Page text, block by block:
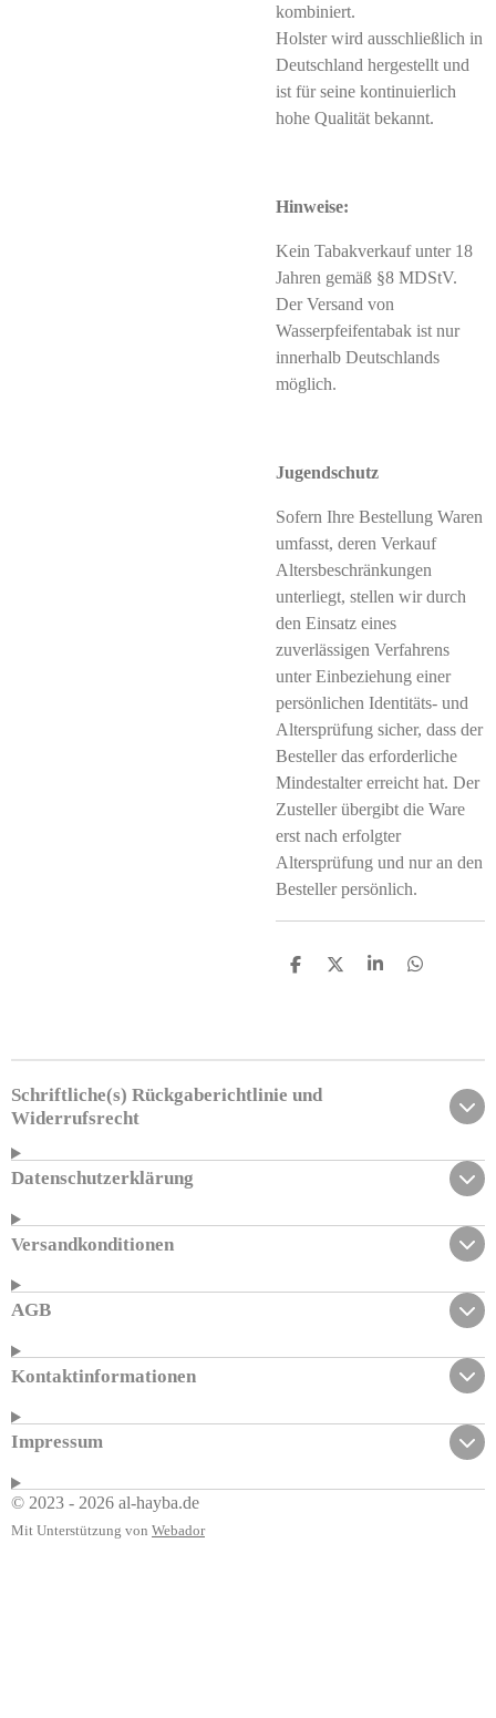
kombiniert.
Holster wird ausschließlich in
Deutschland hergestellt und
ist für seine kontinuierlich
hohe Qualität bekannt.
Hinweise:
Kein Tabakverkauf unter 18
Jahren gemäß §8 MDStV.
Der Versand von
Wasserpfeifentabak ist nur
innerhalb Deutschlands
möglich.
Jugendschutz
Sofern Ihre Bestellung Waren
umfasst, deren Verkauf
Altersbeschränkungen
unterliegt, stellen wir durch
den Einsatz eines
zuverlässigen Verfahrens
unter Einbeziehung einer
persönlichen Identitäts- und
Altersprüfung sicher, dass der
Besteller das erforderliche
Mindestalter erreicht hat. Der
Zusteller übergibt die Ware
erst nach erfolgter
Altersprüfung und nur an den
Besteller persönlich.
T
n
T
n
T
n
T
n
Schriftliche(s) Rückgaberichtlinie und
Widerrufsrecht
Datenschutzerklärung
Versandkonditionen
AGB
Kontaktinformationen
Impressum
© 2023 - 2026 al-hayba.de
Mit Unterstützung von Webador